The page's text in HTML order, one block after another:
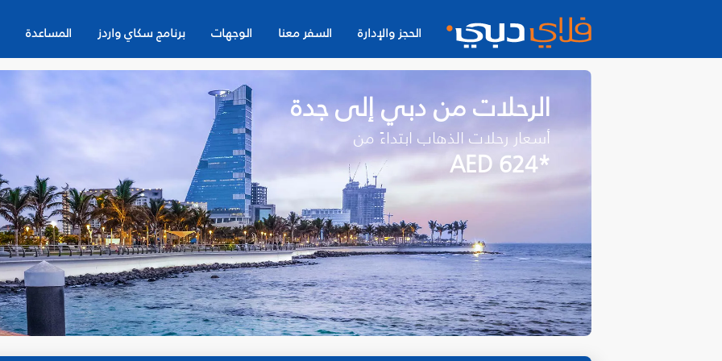
الحجز والإدارة السفر معنا الوجهات برنامج سكاي واردز المساعدة
الرحلات من دبي إلى جدة
أسعار رحلات الذهاب ابتداءً من
*AED 624